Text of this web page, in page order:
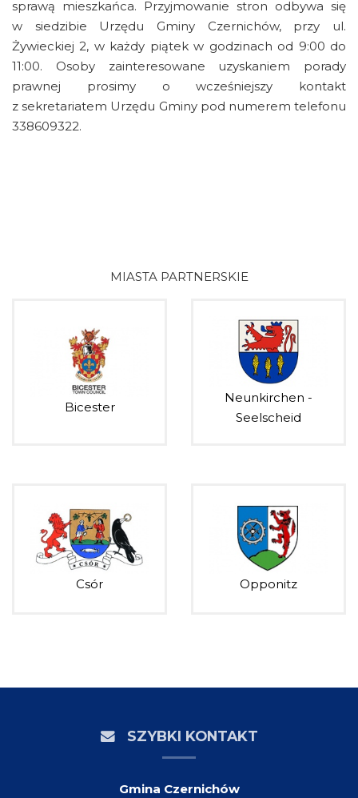
sprawą mieszkańca. Przyjmowanie stron odbywa się
w siedzibie Urzędu Gminy Czernichów, przy ul.
Żywieckiej 2, w każdy piątek w godzinach od 9:00 do
11:00. Osoby zainteresowane uzyskaniem porady
prawnej prosimy o wcześniejszy kontakt
z sekretariatem Urzędu Gminy pod numerem telefonu
338609322.
MIASTA PARTNERSKIE
Bicester
Neunkirchen -
Seelscheid
Csór Opponitz
SZYBKI KONTAKT
Gmina Czernichów